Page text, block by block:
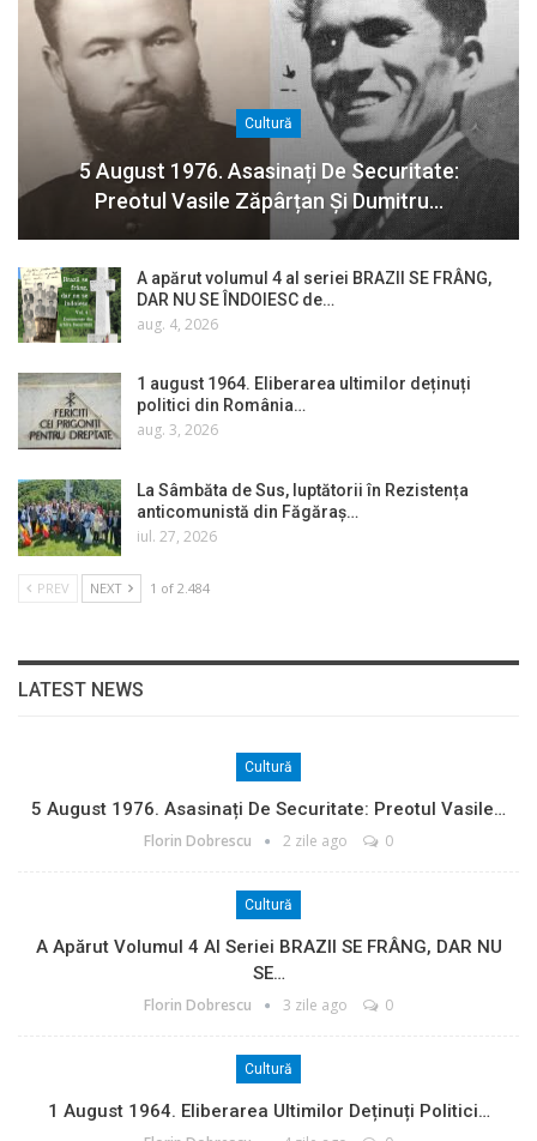
Cultură
5 August 1976. Asasinați De Securitate:
Preotul Vasile Zăpârțan Și Dumitru…
A apărut volumul 4 al seriei BRAZII SE FRÂNG,
DAR NU SE ÎNDOIESC de…
aug. 4, 2026
1 august 1964. Eliberarea ultimilor deținuți
politici din România…
aug. 3, 2026
La Sâmbăta de Sus, luptătorii în Rezistența
anticomunistă din Făgăraș…
iul. 27, 2026
PREV NEXT 1 of 2.484
LATEST NEWS
Cultură
5 August 1976. Asasinați De Securitate: Preotul Vasile…
Florin Dobrescu 2 zile ago 0
Cultură
A Apărut Volumul 4 Al Seriei BRAZII SE FRÂNG, DAR NU
SE…
Florin Dobrescu 3 zile ago 0
Cultură
1 August 1964. Eliberarea Ultimilor Deținuți Politici…